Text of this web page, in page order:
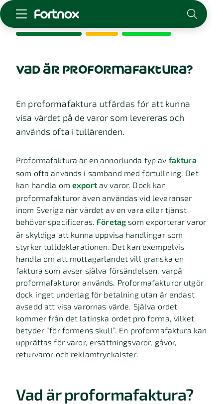
Skaffa Fortnox
För redovisningsbyrån
Logga in
Kontakt
Karriär
Kontakt
vad är proformafaktura?
En proformafaktura utfärdas för att kunna
visa värdet på de varor som levereras och
används ofta i tullärenden.
Proformafaktura är en annorlunda typ av faktura
som ofta används i samband med förtullning. Det
kan handla omexportav varor. Dock kan
proformafakturor även användas vid leveranser
inom Sverige när värdet av en vara eller tjänst
behöver specificeras. Företag som exporterar varor
är skyldiga att kunna uppvisa handlingar som
styrker tulldeklarationen. Det kan exempelvis
handla om att mottagarlandet vill granska en
faktura som avser själva försändelsen, varpå
proformafakturor används. Proformafakturor utgör
dock inget underlag för betalning utan är endast
avsedd att visa varornas värde. Själva ordet
kommer från det latinska ordet pro forma, vilket
betyder ”för formens skull”. En proformafaktura kan
upprättas för varor, ersättningsvaror, gåvor,
returvaror och reklamtryckalster.
Vad är proformafaktura?